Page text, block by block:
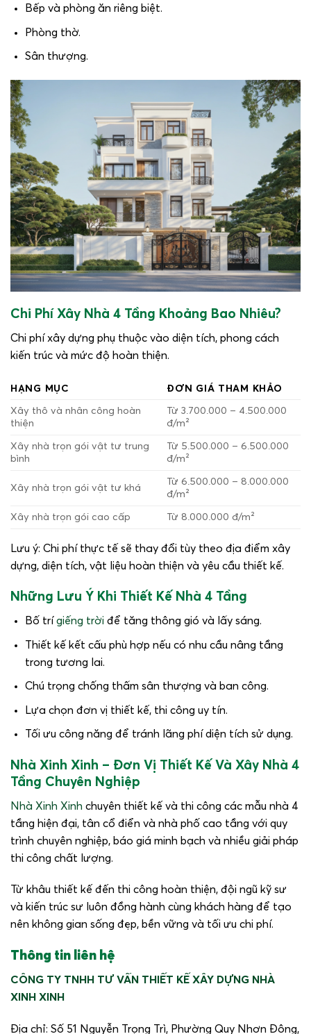
Bếp và phòng ăn riêng biệt.
Phòng thờ.
Sân thượng.
Chi Phí Xây Nhà 4 Tầng Khoảng Bao Nhiêu?
Chi phí xây dựng phụ thuộc vào diện tích, phong cách
kiến trúc và mức độ hoàn thiện.
HẠNG MỤC ĐƠN GIÁ THAM KHẢO
Xây thô và nhân công hoàn
thiện
Từ 3.700.000 – 4.500.000
đ/m²
Xây nhà trọn gói vật tư trung
bình
Từ 5.500.000 – 6.500.000
đ/m²
Xây nhà trọn gói vật tư khá
Từ 6.500.000 – 8.000.000
đ/m²
Xây nhà trọn gói cao cấp Từ 8.000.000 đ/m²
Lưu ý: Chi phí thực tế sẽ thay đổi tùy theo địa điểm xây
dựng, diện tích, vật liệu hoàn thiện và yêu cầu thiết kế.
Những Lưu Ý Khi Thiết Kế Nhà 4 Tầng
Bố trígiếng trời để tăng thông gió và lấy sáng.
Thiết kế kết cấu phù hợp nếu có nhu cầu nâng tầng
trong tương lai.
Chú trọng chống thấm sân thượng và ban công.
Lựa chọn đơn vị thiết kế, thi công uy tín.
Tối ưu công năng để tránh lãng phí diện tích sử dụng.
Nhà Xinh Xinh – Đơn Vị Thiết Kế Và Xây Nhà 4
Tầng Chuyên Nghiệp
Nhà Xinh Xinh chuyên thiết kế và thi công các mẫu nhà 4
tầng hiện đại, tân cổ điển và nhà phố cao tầng với quy
trình chuyên nghiệp, báo giá minh bạch và nhiều giải pháp
thi công chất lượng.
Từ khâu thiết kế đến thi công hoàn thiện, đội ngũ kỹ sư
và kiến trúc sư luôn đồng hành cùng khách hàng để tạo
nên không gian sống đẹp, bền vững và tối ưu chi phí.
Thông tin liên hệ
CÔNG TY TNHH TƯ VẤN THIẾT KẾ XÂY DỰNG NHÀ
XIΝΗ ΧΙΝΗ
Địa chỉ: Số 51 Nguyễn Trọng Trì, Phường Quy Nhơn Đông,